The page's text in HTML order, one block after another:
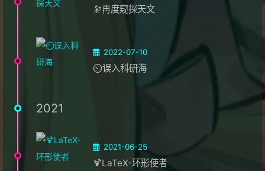
🔭再度窥探天文
2022-07-10
⏲️误入科研海
2021
2021-06-25
🍹LaTeX-环形使者